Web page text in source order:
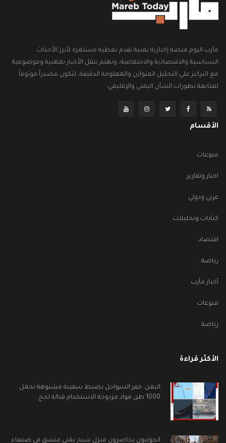
مأرب اليوم منصة إخبارية يمنية تقدم تغطية مستمرة لأبرز الأحداث
السياسية والاقتصادية والاجتماعية، وتهتم بنقل الأخبار بمهنية وموضوعية
مع التركيز على التحليل المتوازن والمعلومة الدقيقة، لتكون مصدراً موثوقاً
لمتابعة تطورات الشأن اليمني والإقليمي.
الأقسام
منوعات
اخبار وتقارير
عربي ودولي
كتابات وتحليلات
اقتصاد
رياضة
أخبار مأرب
منوعات
رياضة
الأكثر قراءة
اليمن: خفر السواحل يضبط سفينة مشبوهة تحمل
1000 طن مواد مزدوجة الاستخدام قبالة لحج
الحوثيون يحاصرون منزل شيخ يمني منشق في صنعاء